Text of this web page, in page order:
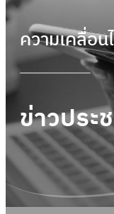
ความเคลื่อ
ข่าวปร